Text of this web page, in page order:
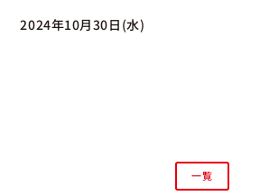
2024年10月30日(水)
一覧